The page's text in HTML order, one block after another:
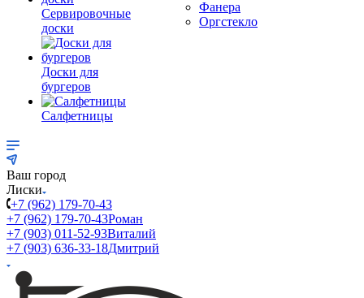
Сервировочные
доски
Доски для
бургеров
Салфетницы
Фанера
Орг­стек­ло
Ваш город
Лиски
+7 (962) 179-70-43
+7 (962) 179-70-43Роман
+7 (903) 011-52-93Виталий
+7 (903) 636-33-18Дмитрий